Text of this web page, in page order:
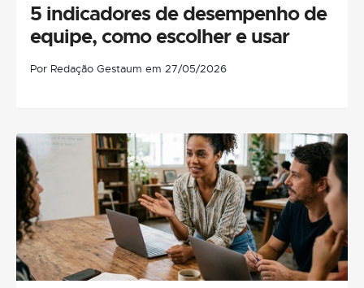
5 indicadores de desempenho de
equipe, como escolher e usar
Por Redação Gestaum em 27/05/2026